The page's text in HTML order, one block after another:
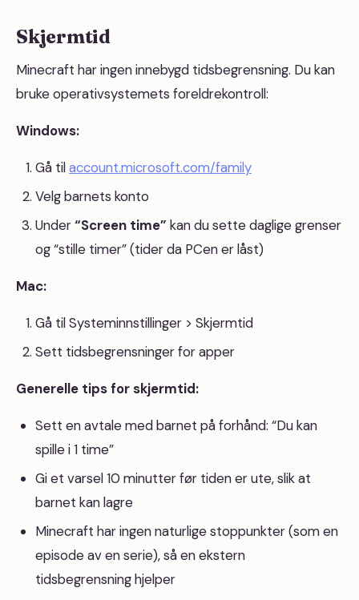
Skjermtid
Minecraft har ingen innebygd tidsbegrensning. Du kan
bruke operativsystemets foreldrekontroll:
Windows:
Gå tilaccount.microsoft.com/family
Velg barnets konto
Under“Screen time” kan du sette daglige grenser
og “stille timer” (tider da PCen er låst)
Mac:
Gå til Systeminnstillinger > Skjermtid
Sett tidsbegrensninger for apper
Generelle tips for skjermtid:
Sett en avtale med barnet på forhånd: “Du kan
spille i 1 time”
Gi et varsel 10 minutter før tiden er ute, slik at
barnet kan lagre
Minecraft har ingen naturlige stoppunkter (som en
episode av en serie), så en ekstern
tidsbegrensning hjelper